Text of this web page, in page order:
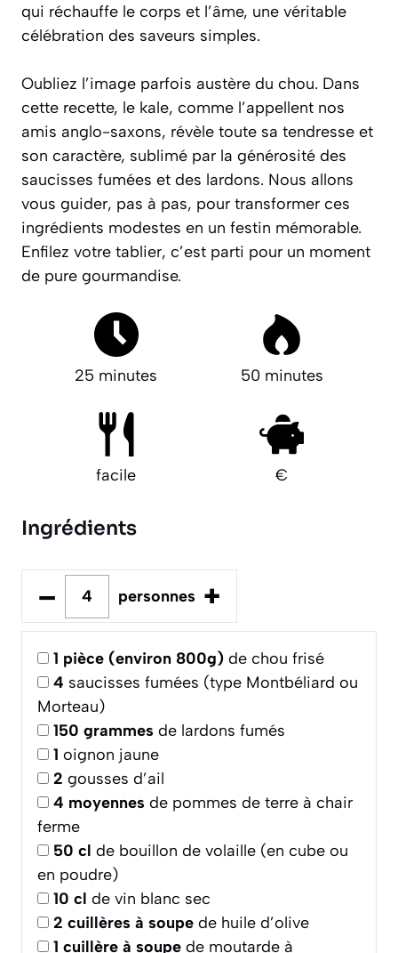
qui réchauffe le corps et l’âme, une véritable
célébration des saveurs simples.
Oubliez l’image parfois austère du chou. Dans
cette recette, le kale, comme l’appellent nos
amis anglo-saxons, révèle toute sa tendresse et
son caractère, sublimé par la générosité des
saucisses fumées et des lardons. Nous allons
vous guider, pas à pas, pour transformer ces
ingrédients modestes en un festin mémorable.
Enfilez votre tablier, c’est parti pour un moment
de pure gourmandise.
25 minutes 50 minutes
facile €
Ingrédients
– personnes +
1 pièce (environ 800g) de chou frisé
4 saucisses fumées (type Montbéliard ou
Morteau)
150 grammes de lardons fumés
1 oignon jaune
2 gousses d’ail
4 moyennes de pommes de terre à chair
ferme
50 cl de bouillon de volaille (en cube ou
en poudre)
10 cl de vin blanc sec
2 cuillères à soupe de huile d’olive
1 cuillère à soupe de moutarde à